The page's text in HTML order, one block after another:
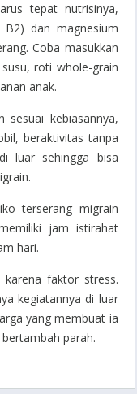
tepat nutrisinya,
B2) dan magnesium
Coba masukkan
roti whole-grain
anak.
sesuai kebiasannya,
beraktivitas tanpa
luar sehingga bisa
terserang migrain
jam istirahat
hari.
faktor stress.
kegiatannya di luar
yang membuat ia
parah.